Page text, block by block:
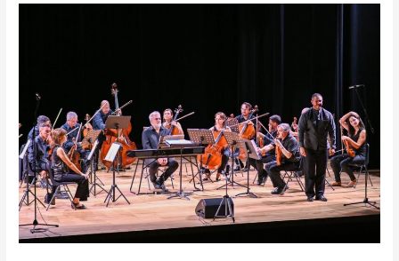
Orquesta
de
Cuerdas
Municipal
y
su
legado
en
la